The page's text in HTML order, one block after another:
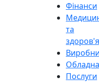
Фінанси
та
здоров'я
Послуги